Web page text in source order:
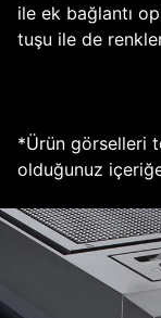
ile ek bağlantı
tuşu ile de
*Ürün görselleri
olduğunuz